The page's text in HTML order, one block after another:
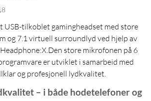
USB-tilkoblet gamingheadset med store
og 7.1 virtuell surroundlyd ved hjelp av
store mikrofonen på 6
er utviklet i samarbeid med
og profesjonell lydkvalitet.
– i både hodetelefoner og